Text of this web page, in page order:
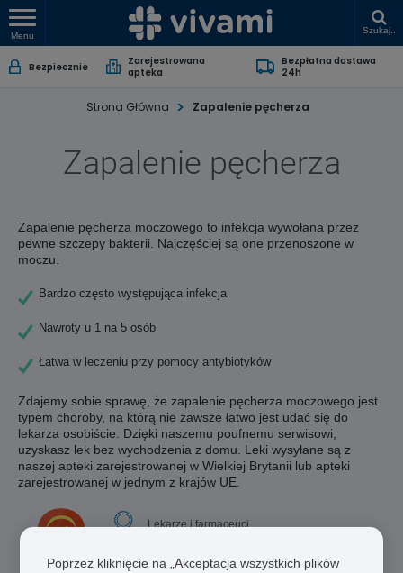
Menu
Szukaj..
Bezpiecznie
Zarejestrowana
apteka
Bezpłatna dostawa
24h
Strona Główna Zapalenie pęcherza
Zapalenie pęcherza
Zapalenie pęcherza moczowego to infekcja wywołana przez
pewne szczepy bakterii. Najczęściej są one przenoszone w
moczu.
Bardzo często występująca infekcja
Nawroty u 1 na 5 osób
Łatwa w leczeniu przy pomocy antybiotyków
Zdajemy sobie sprawę, że zapalenie pęcherza moczowego jest
typem choroby, na którą nie zawsze łatwo jest udać się do
lekarza osobiście.
Dzięki naszemu poufnemu serwisowi,
uzyskasz lek bez wychodzenia z domu. Leki wysyłane są z
naszej apteki zarejestrowanej w Wielkiej Brytanii lub apteki
zarejestrowanej w jednym z krajów UE.
Lekarze i farmaceuci
Szybka dostawa
Poprzez kliknięcie na „Akceptacja wszystkich plików